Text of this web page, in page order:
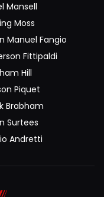
Mansell
Moss
Manuel Fangio
Fittipaldi
Hill
Piquet
Brabham
Surtees
Andretti